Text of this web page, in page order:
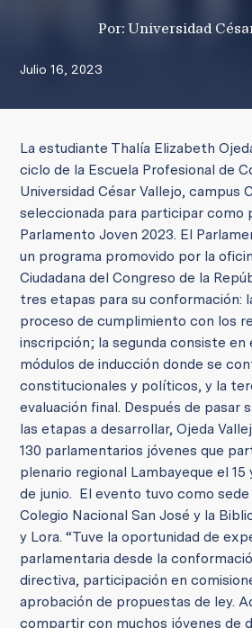
Por: Universidad
Julio 16, 2023
La estudiante Thalía Elizabeth
ciclo de la Escuela Profesional de
Universidad César Vallejo, campus
seleccionada para participar como
Parlamento Joven 2023. El
un programa promovido por la
Ciudadana del Congreso de la
tres etapas para su conformación:
proceso de cumplimiento con los
inscripción; la segunda consiste
módulos de inducción donde se
constitucionales y políticos, y la
evaluación final. Después de pasar
las etapas a desarrollar, Ojeda
130 parlamentarios jóvenes que
plenario regional Lambayeque el 15
de junio. El evento tuvo como
Colegio Nacional San José y la
y Lora. “Tuve la oportunidad de
parlamentaria desde la
directiva, participación en
aprobación de propuestas de ley.
compartir con muchos jóvenes de